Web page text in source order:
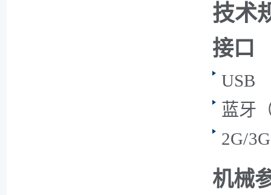
技术
接口
USB
蓝牙
2G/
机械